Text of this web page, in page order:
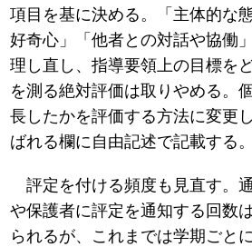
項目を基に決める。「主体的な
好奇心」「他者との対話や協働
理し直し、指導要領上の目標を
を測る絶対評価は取りやめる。
長したかを評価する方法に変更
ばれる欄に自由記述で記載する。
評定を付ける頻度も見直す。
や保護者に評定を通知する回数
られるが、これまでは学期ごと